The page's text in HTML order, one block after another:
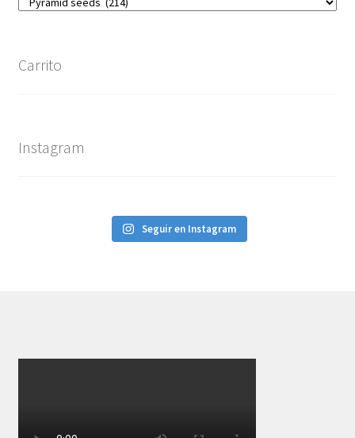
Carrito
Instagram
Seguir en Instagram